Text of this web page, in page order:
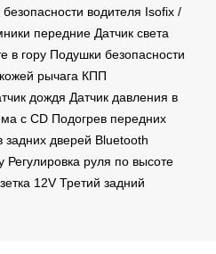
водителя Isofix /
передние Датчик света
в гору Подушки безопасности
рычага КПП
дождя Датчик давления в
с CD Подогрев передних
задних дверей Bluetooth
Регулировка руля по высоте
12V Третий задний